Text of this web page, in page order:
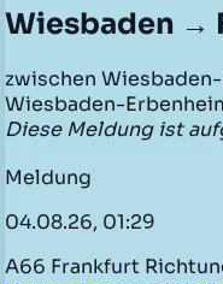
Wiesbaden →
zwischen
Wiesbaden-
Diese Meldung ist
Meldung
04.08.26, 01:29
A66 Frankfurt